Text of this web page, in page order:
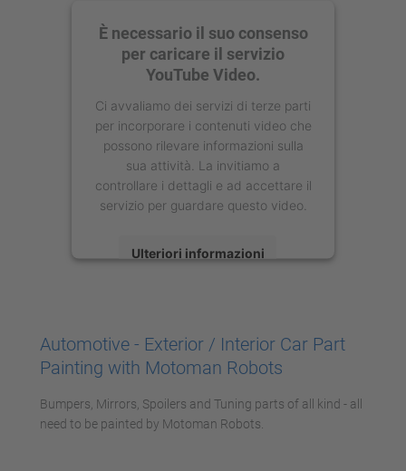
È necessario il suo consenso
per caricare il servizio
YouTube Video.
Ci avvaliamo dei servizi di terze parti
per incorporare i contenuti video che
possono rilevare informazioni sulla
sua attività. La invitiamo a
controllare i dettagli e ad accettare il
servizio per guardare questo video.
Ulteriori informazioni
Management Platform
Automotive - Exterior / Interior Car Part
Painting with Motoman Robots
Bumpers, Mirrors, Spoilers and Tuning parts of all kind - all
need to be painted by Motoman Robots.